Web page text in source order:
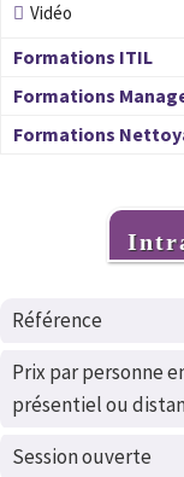
Vidéo
Formations ITIL
Formations
Formations
Référence
Prix par personne
présentiel ou
Session ouverte